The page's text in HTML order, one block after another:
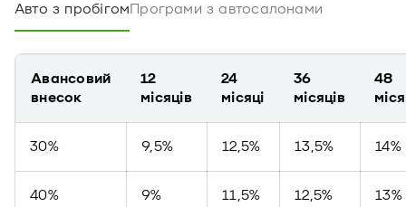
Авто з пробігомПрограми з автосалонами
Авансовий
внесок
12
місяців
24
місяці
36
місяців
48
30% 9,5% 12,5% 13,5% 14%
40% 9% 11,5% 12,5% 13%